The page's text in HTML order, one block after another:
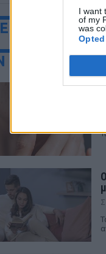
I want
of my
was
ΕΠΙΣΗΣ
ΙΔΙΑ